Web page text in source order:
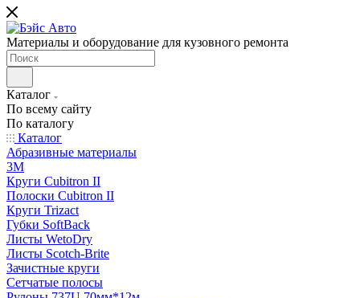
Материалы и оборудование для кузовного ремонта
Каталог
По всему сайту
По каталогу
Каталог
Абразивные материалы
3M
Круги Cubitron II
Полоски Cubitron II
Круги Trizact
Губки SoftBack
Листы WetoDry
Листы Scotch-Brite
Зачистные круги
Сетчатые полосы